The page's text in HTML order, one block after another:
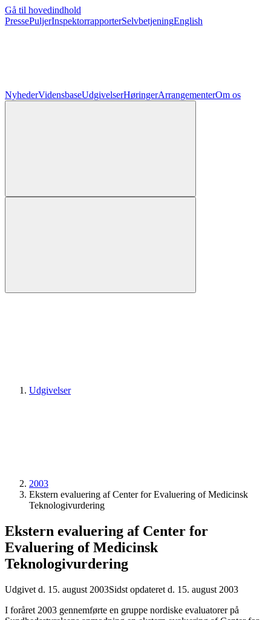
Gå til hovedindhold
PressePuljerInspektorrapporterSelvbetjeningEnglish
NyhederVidensbaseUdgivelserHøringerArrangementerOm os
Udgivelser
2003
Ekstern evaluering af Center for Evaluering of Medicinsk
Teknologivurdering
Ekstern evaluering af Center for
Evaluering of Medicinsk
Teknologivurdering
Udgivet d. 15. august 2003Sidst opdateret d. 15. august 2003
I foråret 2003 gennemførte en gruppe nordiske evaluatorer på